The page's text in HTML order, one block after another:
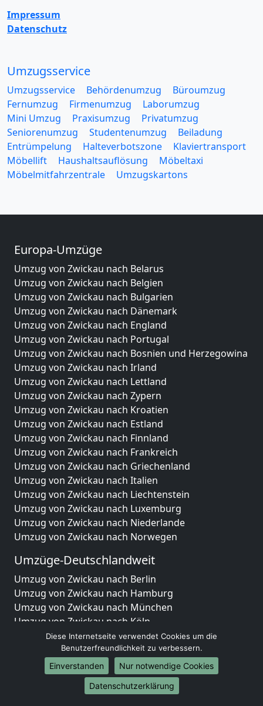
Impressum
Datenschutz
Umzugsservice
Umzugsservice Behördenumzug
Büroumzug
Fernumzug
Firmenumzug
Laborumzug
Mini Umzug
Praxisumzug
Privatumzug
Seniorenumzug
Studentenumzug
Beiladung
Entrümpelung
Halteverbotszone
Klaviertransport
Möbellift
Haushaltsauflösung
Möbeltaxi
Möbelmitfahrzentrale
Umzugskartons
Europa-Umzüge
Umzug von Zwickau nach Belarus
Umzug von Zwickau nach Belgien
Umzug von Zwickau nach Bulgarien
Umzug von Zwickau nach Dänemark
Umzug von Zwickau nach England
Umzug von Zwickau nach Portugal
Umzug von Zwickau nach Bosnien und Herzegowina
Umzug von Zwickau nach Irland
Umzug von Zwickau nach Lettland
Umzug von Zwickau nach Zypern
Umzug von Zwickau nach Kroatien
Umzug von Zwickau nach Estland
Umzug von Zwickau nach Finnland
Umzug von Zwickau nach Frankreich
Umzug von Zwickau nach Griechenland
Umzug von Zwickau nach Italien
Umzug von Zwickau nach Liechtenstein
Umzug von Zwickau nach Luxemburg
Umzug von Zwickau nach Niederlande
Umzug von Zwickau nach Norwegen
Umzüge-Deutschlandweit
Umzug von Zwickau nach Berlin
Umzug von Zwickau nach Hamburg
Umzug von Zwickau nach München
Umzug von Zwickau nach Köln
Umzug von Zwickau nach Frankfurt am Main
Umzug von Zwickau nach Stuttgart
Umzug von Zwickau nach Düsseldorf
Umzug von Zwickau nach Leipzig
Umzug von Zwickau nach Dortmund
Diese Internetseite verwendet Cookies um die
Benutzerfreundlichkeit zu verbessern.
Einverstanden
Nur notwendige Cookies
Datenschutzerklärung